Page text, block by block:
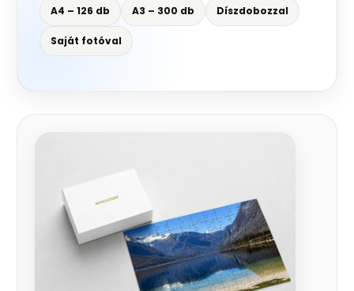
A4 – 126 db A3 – 300 db Díszdobozzal
Saját fotóval